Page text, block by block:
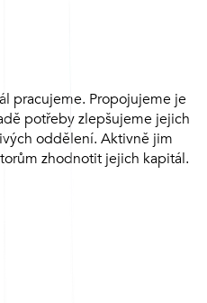
pracujeme. Propojujeme je
potřeby zlepšujeme jejich
oddělení. Aktivně jim
zhodnotit jejich kapitál.